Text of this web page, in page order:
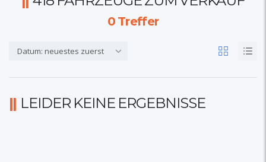
0Treffer
Datum: neuestes zuerst
LEIDER KEINE ERGEBNISSE